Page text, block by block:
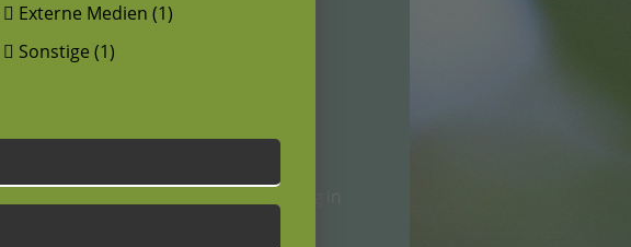
mit unterschiedlicher Zielsetzung in
Externe Medien (1)
Sonstige (1)